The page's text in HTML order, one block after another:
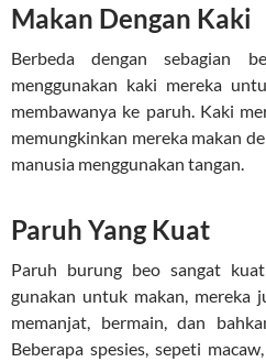
Makan Dengan Kaki
Berbeda dengan sebagian
menggunakan kaki mereka
membawanya ke paruh. Kaki
memungkinkan mereka makan
manusia menggunakan tangan.
Paruh Yang Kuat
Paruh burung beo sangat
gunakan untuk makan, mereka
memanjat, bermain, dan
Beberapa spesies, sepeti